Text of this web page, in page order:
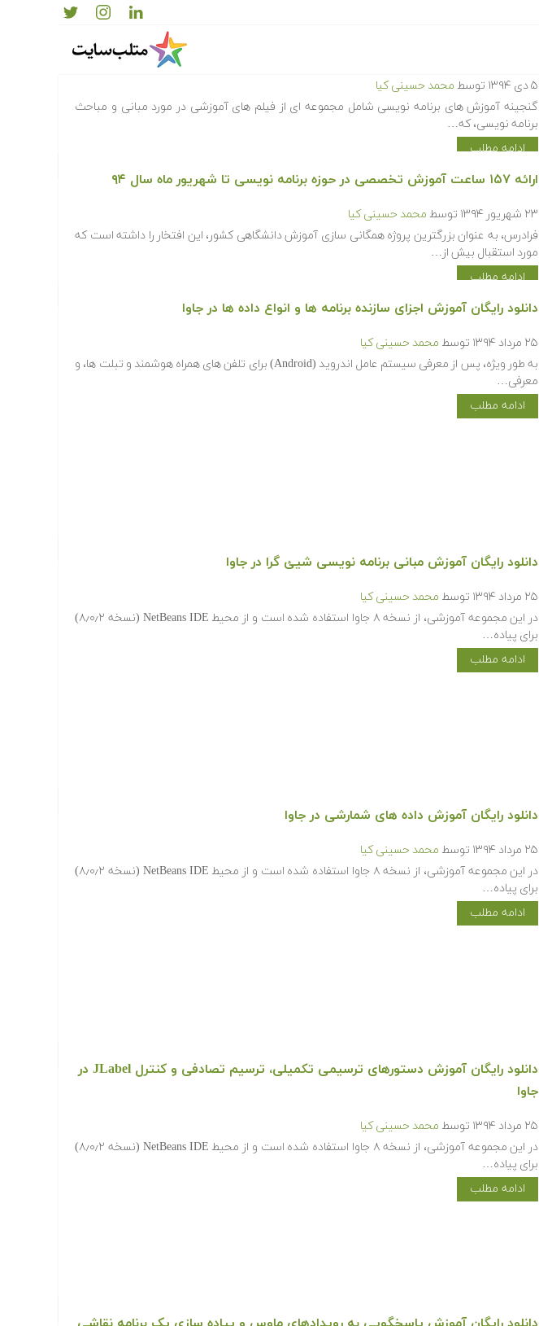
۵ دی ۱۳۹۴ توسط محمد حسینی کیا
گنجینه آموزش های برنامه نویسی شامل مجموعه ای از فیلم های آموزشی در مورد مبانی و مباحث
برنامه نویسی، که…
ادامه مطلب
ارائه ۱۵۷ ساعت آموزش تخصصی در حوزه برنامه نویسی تا شهریور ماه سال ۹۴
۲۳ شهریور ۱۳۹۴ توسط محمد حسینی کیا
فرادرس، به عنوان بزرگترین پروژه همگانی سازی آموزش دانشگاهی کشور، این افتخار را داشته است که
مورد استقبال بیش از…
ادامه مطلب
دانلود رایگان آموزش اجزای سازنده برنامه ها و انواع داده ها در جاوا
۲۵ مرداد ۱۳۹۴ توسط محمد حسینی کیا
به طور ویژه، پس از معرفی سیستم عامل اندروید (Android) برای تلفن های همراه هوشمند و تبلت ها، و
معرفی…
ادامه مطلب
دانلود رایگان آموزش مبانی برنامه نویسی شیئ گرا در جاوا
۲۵ مرداد ۱۳۹۴ توسط محمد حسینی کیا
در این مجموعه آموزشی، از نسخه ۸ جاوا استفاده شده است و از محیط NetBeans IDE (نسخه ۸٫۰٫۲)
برای پیاده…
ادامه مطلب
دانلود رایگان آموزش داده های شمارشی در جاوا
۲۵ مرداد ۱۳۹۴ توسط محمد حسینی کیا
در این مجموعه آموزشی، از نسخه ۸ جاوا استفاده شده است و از محیط NetBeans IDE (نسخه ۸٫۰٫۲)
برای پیاده…
ادامه مطلب
دانلود رایگان آموزش دستورهای ترسیمی تکمیلی، ترسیم تصادفی و کنترل JLabel در
جاوا
۲۵ مرداد ۱۳۹۴ توسط محمد حسینی کیا
در این مجموعه آموزشی، از نسخه ۸ جاوا استفاده شده است و از محیط NetBeans IDE (نسخه ۸٫۰٫۲)
برای پیاده…
ادامه مطلب